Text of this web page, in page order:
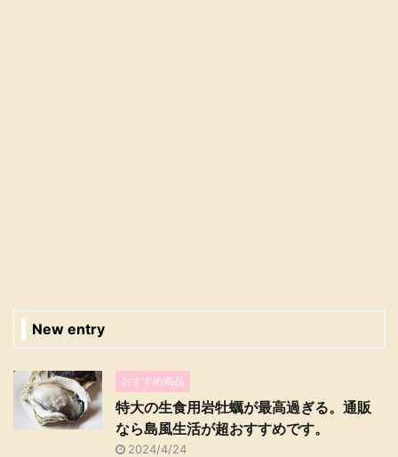
New entry
おすすめ商品
特大の生食用岩牡蠣が最高過ぎる。通販
なら島風生活が超おすすめです。
2024/4/24